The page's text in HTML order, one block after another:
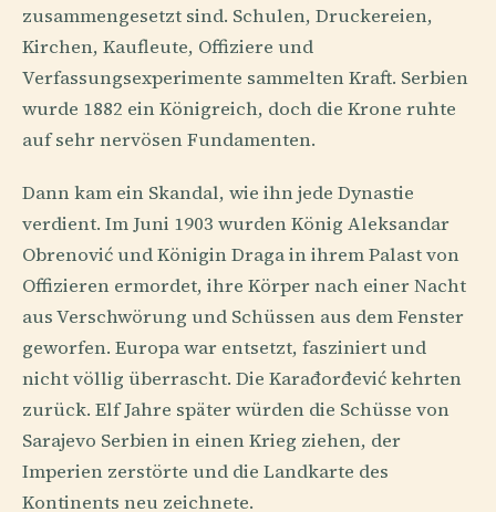
zusammengesetzt sind. Schulen, Druckereien,
Kirchen, Kaufleute, Offiziere und
Verfassungsexperimente sammelten Kraft. Serbien
wurde 1882 ein Königreich, doch die Krone ruhte
auf sehr nervösen Fundamenten.
Dann kam ein Skandal, wie ihn jede Dynastie
verdient. Im Juni 1903 wurden König Aleksandar
Obrenović und Königin Draga in ihrem Palast von
Offizieren ermordet, ihre Körper nach einer Nacht
aus Verschwörung und Schüssen aus dem Fenster
geworfen. Europa war entsetzt, fasziniert und
nicht völlig überrascht. Die Karađorđević kehrten
zurück. Elf Jahre später würden die Schüsse von
Sarajevo Serbien in einen Krieg ziehen, der
Imperien zerstörte und die Landkarte des
Kontinents neu zeichnete.